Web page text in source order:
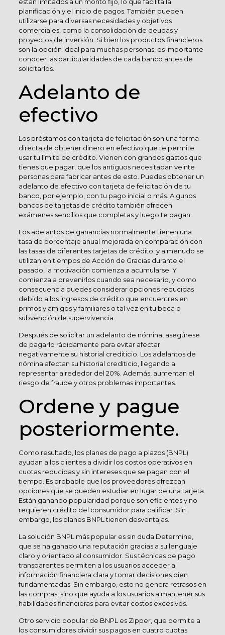
planificación y el inicio de pagos. También pueden
utilizarse para diversas necesidades y objetivos
comerciales, como la consolidación de deudas y
proyectos de inversión. Si bien los productos financieros
son la opción ideal para muchas personas, es importante
conocer las particularidades de cada banco antes de
solicitarlos.
Adelanto de
efectivo
Los préstamos con tarjeta de felicitación son una forma
directa de obtener dinero en efectivo que te permite
usar tu límite de crédito. Vienen con grandes gastos que
tienes que pagar, que los antiguos necesitaban veinte
personas para fabricar antes de esto. Puedes obtener un
adelanto de efectivo con tarjeta de felicitación de tu
banco, por ejemplo, con tu pago inicial o más. Algunos
bancos de tarjetas de crédito también ofrecen
exámenes sencillos que completas y luego te pagan.
Los adelantos de ganancias normalmente tienen una
tasa de porcentaje anual mejorada en comparación con
las tasas de diferentes tarjetas de crédito, y a menudo se
utilizan en tiempos de Acción de Gracias durante el
pasado, la motivación comienza a acumularse. Y
comienza a prevenirlos cuando sea necesario, y como
consecuencia puedes considerar opciones reducidas
debido a los ingresos de crédito que encuentres en
primos y amigos y familiares o tal vez en tu beca o
subvención de supervivencia.
Después de solicitar un adelanto de nómina, asegúrese
de pagarlo rápidamente para evitar afectar
negativamente su historial crediticio. Los adelantos de
nómina afectan su historial crediticio, llegando a
representar alrededor del 20%. Además, aumentan el
riesgo de fraude y otros problemas importantes.
Ordene y pague
posteriormente.
Como resultado, los planes de pago a plazos (BNPL)
ayudan a los clientes a dividir los costos operativos en
cuotas reducidas y sin intereses que se pagan con el
tiempo. Es probable que los proveedores ofrezcan
opciones que se pueden estudiar en lugar de una tarjeta.
Están ganando popularidad porque son eficientes y no
requieren crédito del consumidor para calificar. Sin
embargo, los planes BNPL tienen desventajas.
La solución BNPL más popular es sin duda Determine,
que se ha ganado una reputación gracias a su lenguaje
claro y orientado al consumidor. Sus técnicas de pago
transparentes permiten a los usuarios acceder a
información financiera clara y tomar decisiones bien
fundamentadas. Sin embargo, esto no genera retrasos en
las compras, sino que ayuda a los usuarios a mantener sus
habilidades financieras para evitar costos excesivos.
Otro servicio popular de BNPL es Zipper, que permite a
los consumidores dividir sus pagos en cuatro cuotas